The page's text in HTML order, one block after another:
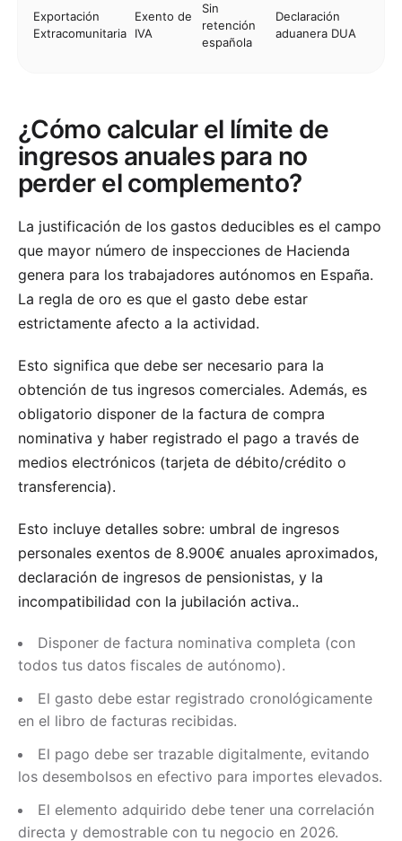
Exportación
Extracomunitaria
Exento de
IVA
Sin
retención
española
Declaración
aduanera DUA
¿Cómo calcular el límite de
ingresos anuales para no
perder el complemento?
La justificación de los gastos deducibles es el campo
que mayor número de inspecciones de Hacienda
genera para los trabajadores autónomos en España.
La regla de oro es que el gasto debe estar
estrictamente afecto a la actividad.
Esto significa que debe ser necesario para la
obtención de tus ingresos comerciales. Además, es
obligatorio disponer de la factura de compra
nominativa y haber registrado el pago a través de
medios electrónicos (tarjeta de débito/crédito o
transferencia).
Esto incluye detalles sobre: umbral de ingresos
personales exentos de 8.900€ anuales aproximados,
declaración de ingresos de pensionistas, y la
incompatibilidad con la jubilación activa..
Disponer de factura nominativa completa (con
todos tus datos fiscales de autónomo).
El gasto debe estar registrado cronológicamente
en el libro de facturas recibidas.
El pago debe ser trazable digitalmente, evitando
los desembolsos en efectivo para importes elevados.
El elemento adquirido debe tener una correlación
directa y demostrable con tu negocio en 2026.